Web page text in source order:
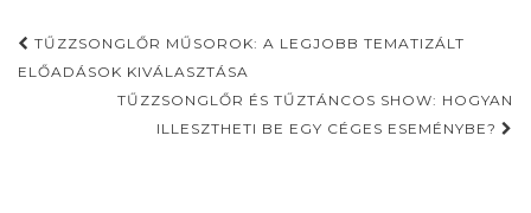
Post
navigation
TŰZZSONGLŐR MŰSOROK: A LEGJOBB TEMATIZÁLT
ELŐADÁSOK KIVÁLASZTÁSA
TŰZZSONGLŐR ÉS TŰZTÁNCOS SHOW: HOGYAN
ILLESZTHETI BE EGY CÉGES ESEMÉNYBE?